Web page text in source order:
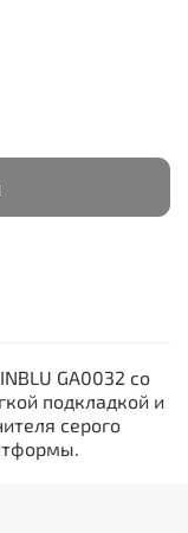
GA0032 со
подкладкой и
серого